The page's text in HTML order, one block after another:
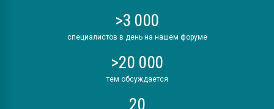
>3 000
специалистов в день на нашем форуме
>20 000
тем обсуждается
20